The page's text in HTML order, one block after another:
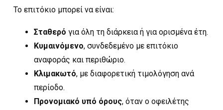
Το επιτόκιο μπορεί να είναι:
Σταθερό για όλη τη διάρκεια ή για ορισμένα έτη.
Κυμαινόμενο, συνδεδεμένο με επιτόκιο
αναφοράς και περιθώριο.
Κλιμακωτό, με διαφορετική τιμολόγηση ανά
περίοδο.
Προνομιακό υπό όρους, όταν ο οφειλέτης